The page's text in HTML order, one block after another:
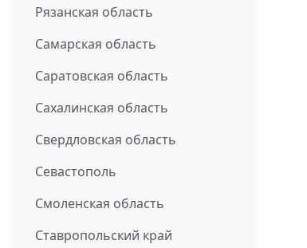
Рязанская область
Самарская область
Саратовская область
Сахалинская область
Свердловская область
Севастополь
Смоленская область
Ставропольский край